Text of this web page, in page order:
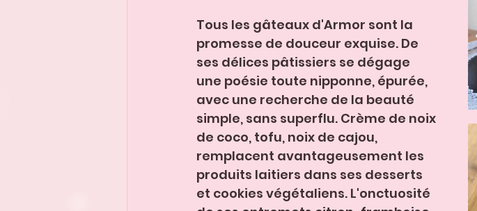
Tous les gâteaux d'Armor sont la
promesse de douceur exquise. De
ses délices pâtissiers se dégage
une poésie toute nipponne, épurée,
avec une recherche de la beauté
simple, sans superflu. Crème de noix
de coco, tofu, noix de cajou,
remplacent avantageusement les
produits laitiers dans ses desserts
et cookies végétaliens. L'onctuosité